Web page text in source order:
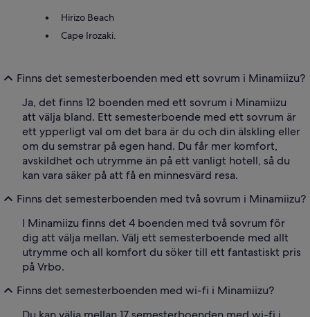
Hirizo Beach
Cape Irozaki.
Finns det semesterboenden med ett sovrum i Minamiizu?
Ja, det finns 12 boenden med ett sovrum i Minamiizu
att välja bland. Ett semesterboende med ett sovrum är
ett ypperligt val om det bara är du och din älskling eller
om du semstrar på egen hand. Du får mer komfort,
avskildhet och utrymme än på ett vanligt hotell, så du
kan vara säker på att få en minnesvärd resa.
Finns det semesterboenden med två sovrum i Minamiizu?
I Minamiizu finns det 4 boenden med två sovrum för
dig att välja mellan. Välj ett semesterboende med allt
utrymme och all komfort du söker till ett fantastiskt pris
på Vrbo.
Finns det semesterboenden med wi-fi i Minamiizu?